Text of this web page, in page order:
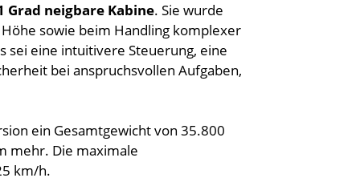
Grad neigbare Kabine. Sie wurde
sowie beim Handling komplexer
sei eine intuitivere Steuerung, eine
bei anspruchsvollen Aufgaben,
ein Gesamtgewicht von 35.800
mehr. Die maximale
km/h.